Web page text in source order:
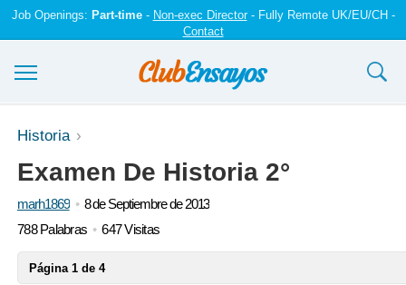
Job Openings: Part-time- Non-exec Director- Fully Remote UK/EU/CH -
Contact
Ensayos y trabajos
Registrarse
Iniciar sesión
Historia
Examen De Historia 2°
marh1869
8 de Septiembre de 2013
788 Palabras
647 Visitas
Página 1 de 4